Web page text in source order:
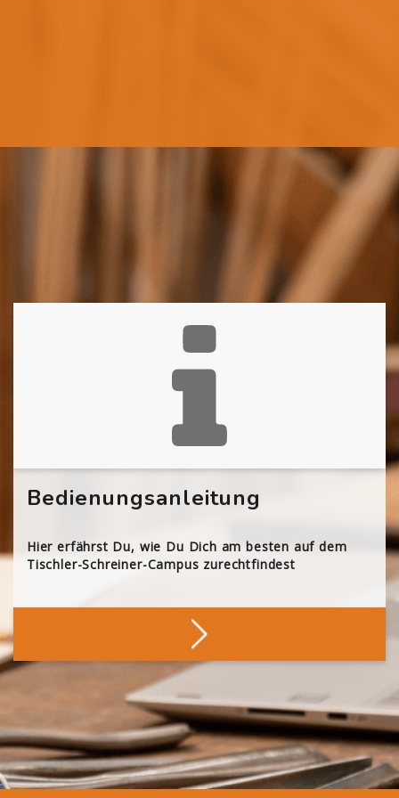
Bedienungsanleitung
Hier erfährst Du, wie Du Dich am besten auf dem
Tischler-Schreiner-Campus zurechtfindest